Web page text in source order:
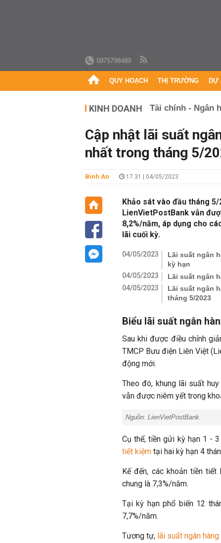
0975798489
QUY HOẠCH THỊ TRƯỜNG DỰ
KINH DOANH Tài chính - Ngân
Cập nhật lãi suất
nhất trong tháng 5/
Bình An 17:31 | 04/05/2023
Khảo sát vào đầu tháng
LienVietPostBank vẫn
8,2%/năm, áp dụng cho
lãi cuối kỳ.
04/05/2023
Lãi suất ngân
kỳ hạn
04/05/2023
Lãi suất ngân
04/05/2023
Lãi suất ngân
tháng 5/2023
Biểu lãi suất ngân
Sau khi được điều chỉnh
TMCP Bưu điện Liên Việt
động mới.
Theo đó, khung lãi suất
vẫn được niêm yết trong
Nguồn: LienVietPostBank.
Cụ thể, tiền gửi kỳ hạn 1 -
tiết kiệm tại hai kỳ hạn 4
Kế đến, các khoản tiền
chung là 7,3%/năm.
Tại kỳ hạn phổ biến 12
7,7%/năm.
Tương tự, lãi suất ngân